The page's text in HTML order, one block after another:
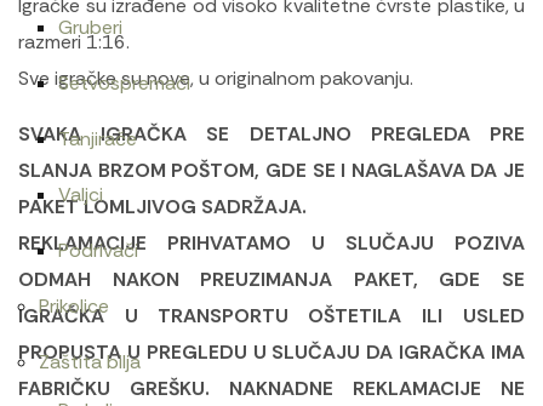
Gruberi
Setvospremači
Tanjirače
Valjci
Podrivači
Prikolice
Zaštita bilja
Igračke su izrađene od visoko kvalitetne čvrste plastike, u
razmeri 1:16.
Sve igračke su nove, u originalnom pakovanju.
SVAKA IGRAČKA SE DETALJNO PREGLEDA PRE
SLANJA BRZOM POŠTOM, GDE SE I NAGLAŠAVA DA JE
PAKET LOMLJIVOG SADRŽAJA.
REKLAMACIJE PRIHVATAMO U SLUČAJU POZIVA
ODMAH NAKON PREUZIMANJA PAKET, GDE SE
IGRAČKA U TRANSPORTU OŠTETILA ILI USLED
PROPUSTA U PREGLEDU U SLUČAJU DA IGRAČKA IMA
FABRIČKU GREŠKU. NAKNADNE REKLAMACIJE NE